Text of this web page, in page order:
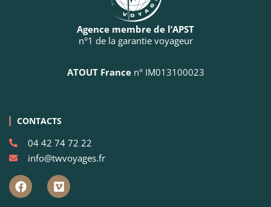
Agence membre de l’APST
n°1 de la garantie voyageur
ATOUT Francen° IM013100023
CONTACTS
04 42 74 72 22
info@twvoyages.fr